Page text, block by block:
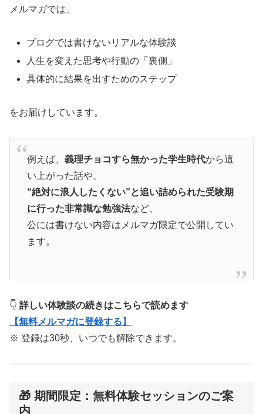
メルマガでは、
ブログでは書けないリアルな体験談
人生を変えた思考や行動の「裏側」
具体的に結果を出すためのステップ
をお届けしています。
例えば、 義理チョコすら無かった学生時代から這
い上がった話や、
“絶対に浪人したくない”と追い詰められた受験期
に行った非常識な勉強法など、
公には書けない内容はメルマガ限定で公開してい
ます。
👇 詳しい体験談の続きはこちらで読めます
【無料メルマガに登録する】
※ 登録は30秒、いつでも解除できます。
🎁 期間限定：無料体験セッションのご案
内